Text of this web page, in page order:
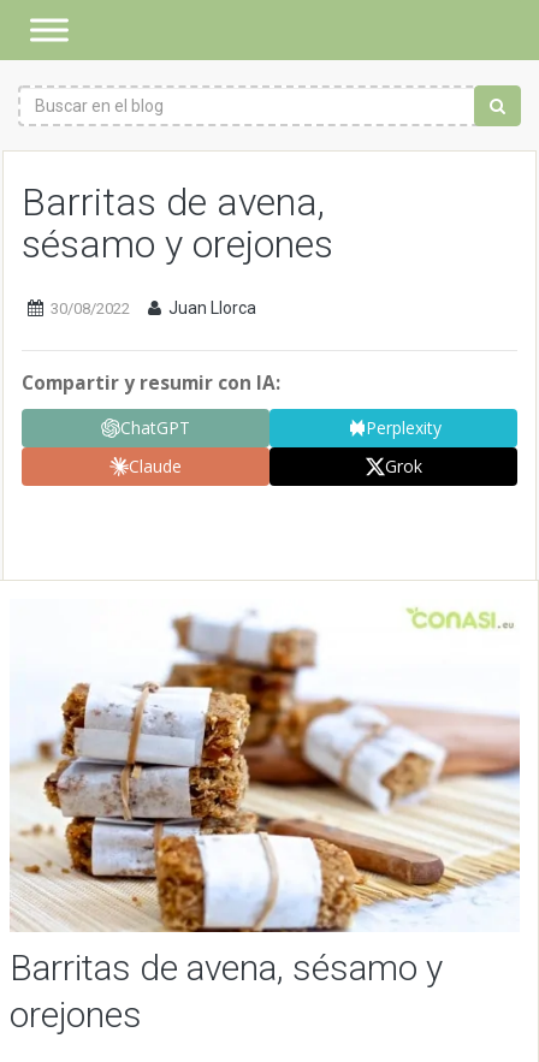
Barritas de avena,
sésamo y orejones
30/08/2022 Juan Llorca
Compartir y resumir con IA:
ChatGPT
Perplexity
Claude
Grok
Barritas de avena, sésamo y
orejones